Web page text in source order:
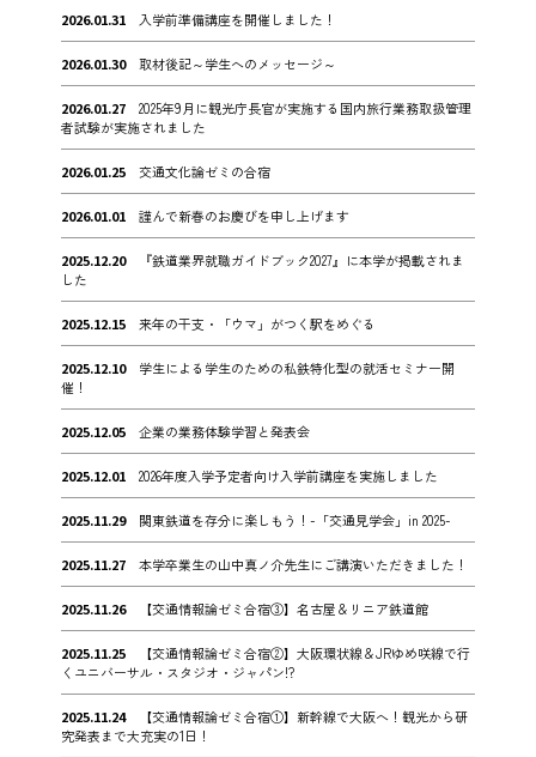
2026.01.31 入学前準備講座を開催しました！
2026.01.30 取材後記～学生へのメッセージ～
2026.01.27
2025年9月に観光庁長官が実施する国内旅行業務取扱管理
者試験が実施されました
2026.01.25 交通文化論ゼミの合宿
2026.01.01 謹んで新春のお慶びを申し上げます
2025.12.20
『鉄道業界就職ガイドブック2027』に本学が掲載されま
した
2025.12.15 来年の干支・「ウマ」がつく駅をめぐる
2025.12.10
学生による学生のための私鉄特化型の就活セミナー開
催！
2025.12.05 企業の業務体験学習と発表会
2025.12.01 2026年度入学予定者向け入学前講座を実施しました
2025.11.29 関東鉄道を存分に楽しもう！-「交通見学会」in 2025-
2025.11.27 本学卒業生の山中真ノ介先生にご講演いただきました！
2025.11.26 【交通情報論ゼミ合宿③】名古屋＆リニア鉄道館
2025.11.25
【交通情報論ゼミ合宿②】大阪環状線＆JRゆめ咲線で行
くユニバーサル・スタジオ・ジャパン!?
2025.11.24
【交通情報論ゼミ合宿①】新幹線で大阪へ！観光から研
究発表まで大充実の1日！